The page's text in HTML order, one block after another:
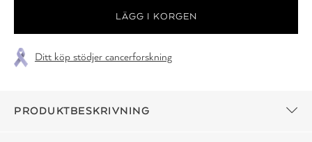
Ditt köp stödjer cancerforskning
PRODUKTBESKRIVNING